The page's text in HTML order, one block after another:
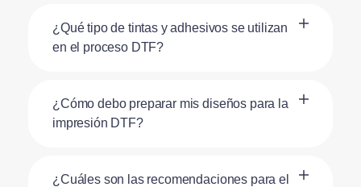
¿Qué tipo de tintas y adhesivos se utilizan
en el proceso DTF?
¿Cómo debo preparar mis diseños para la
impresión DTF?
¿Cuáles son las recomendaciones para el